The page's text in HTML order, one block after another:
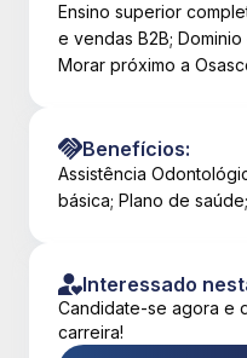
Ensino superior
e vendas B2B;
Morar próximo a
Benefícios:
Assistência
básica; Plano de saúde;
Interessado
Candidate-se agora e
carreira!